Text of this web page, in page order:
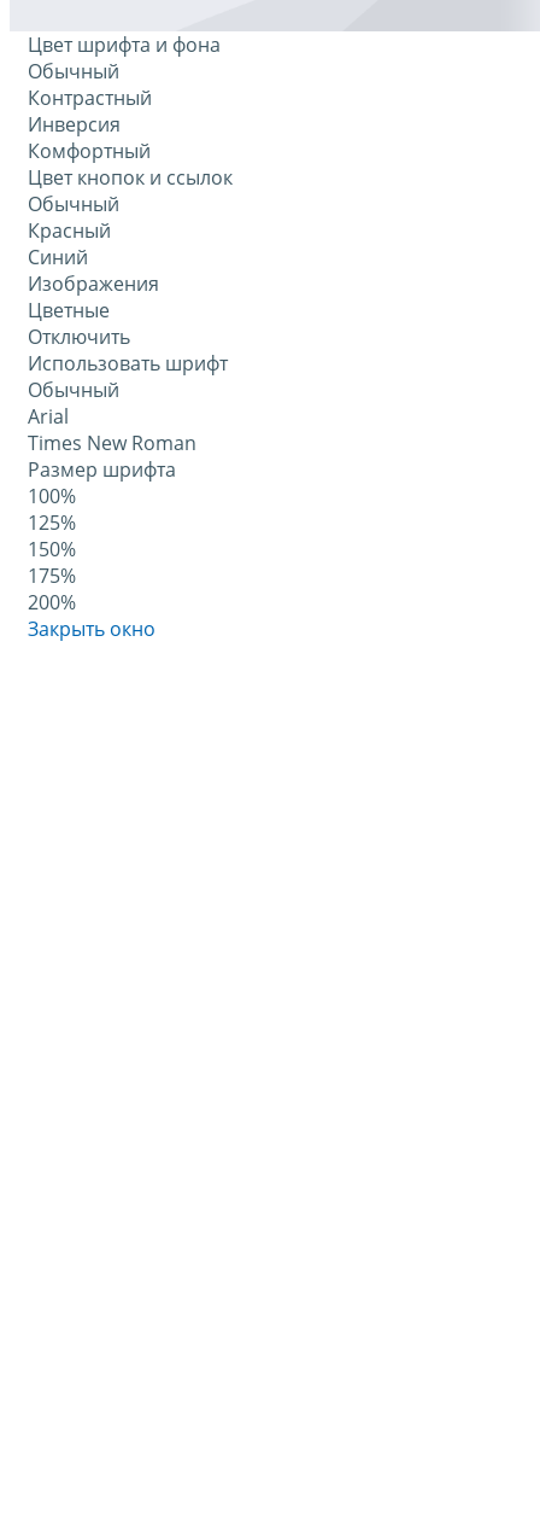
Цвет шрифта и фона
Обычный
Контрастный
Инверсия
Комфортный
Цвет кнопок и ссылок
Обычный
Красный
Синий
Изображения
Цветные
Отключить
Использовать шрифт
Обычный
Arial
Times New Roman
Размер шрифта
100%
125%
150%
175%
200%
Закрыть окно